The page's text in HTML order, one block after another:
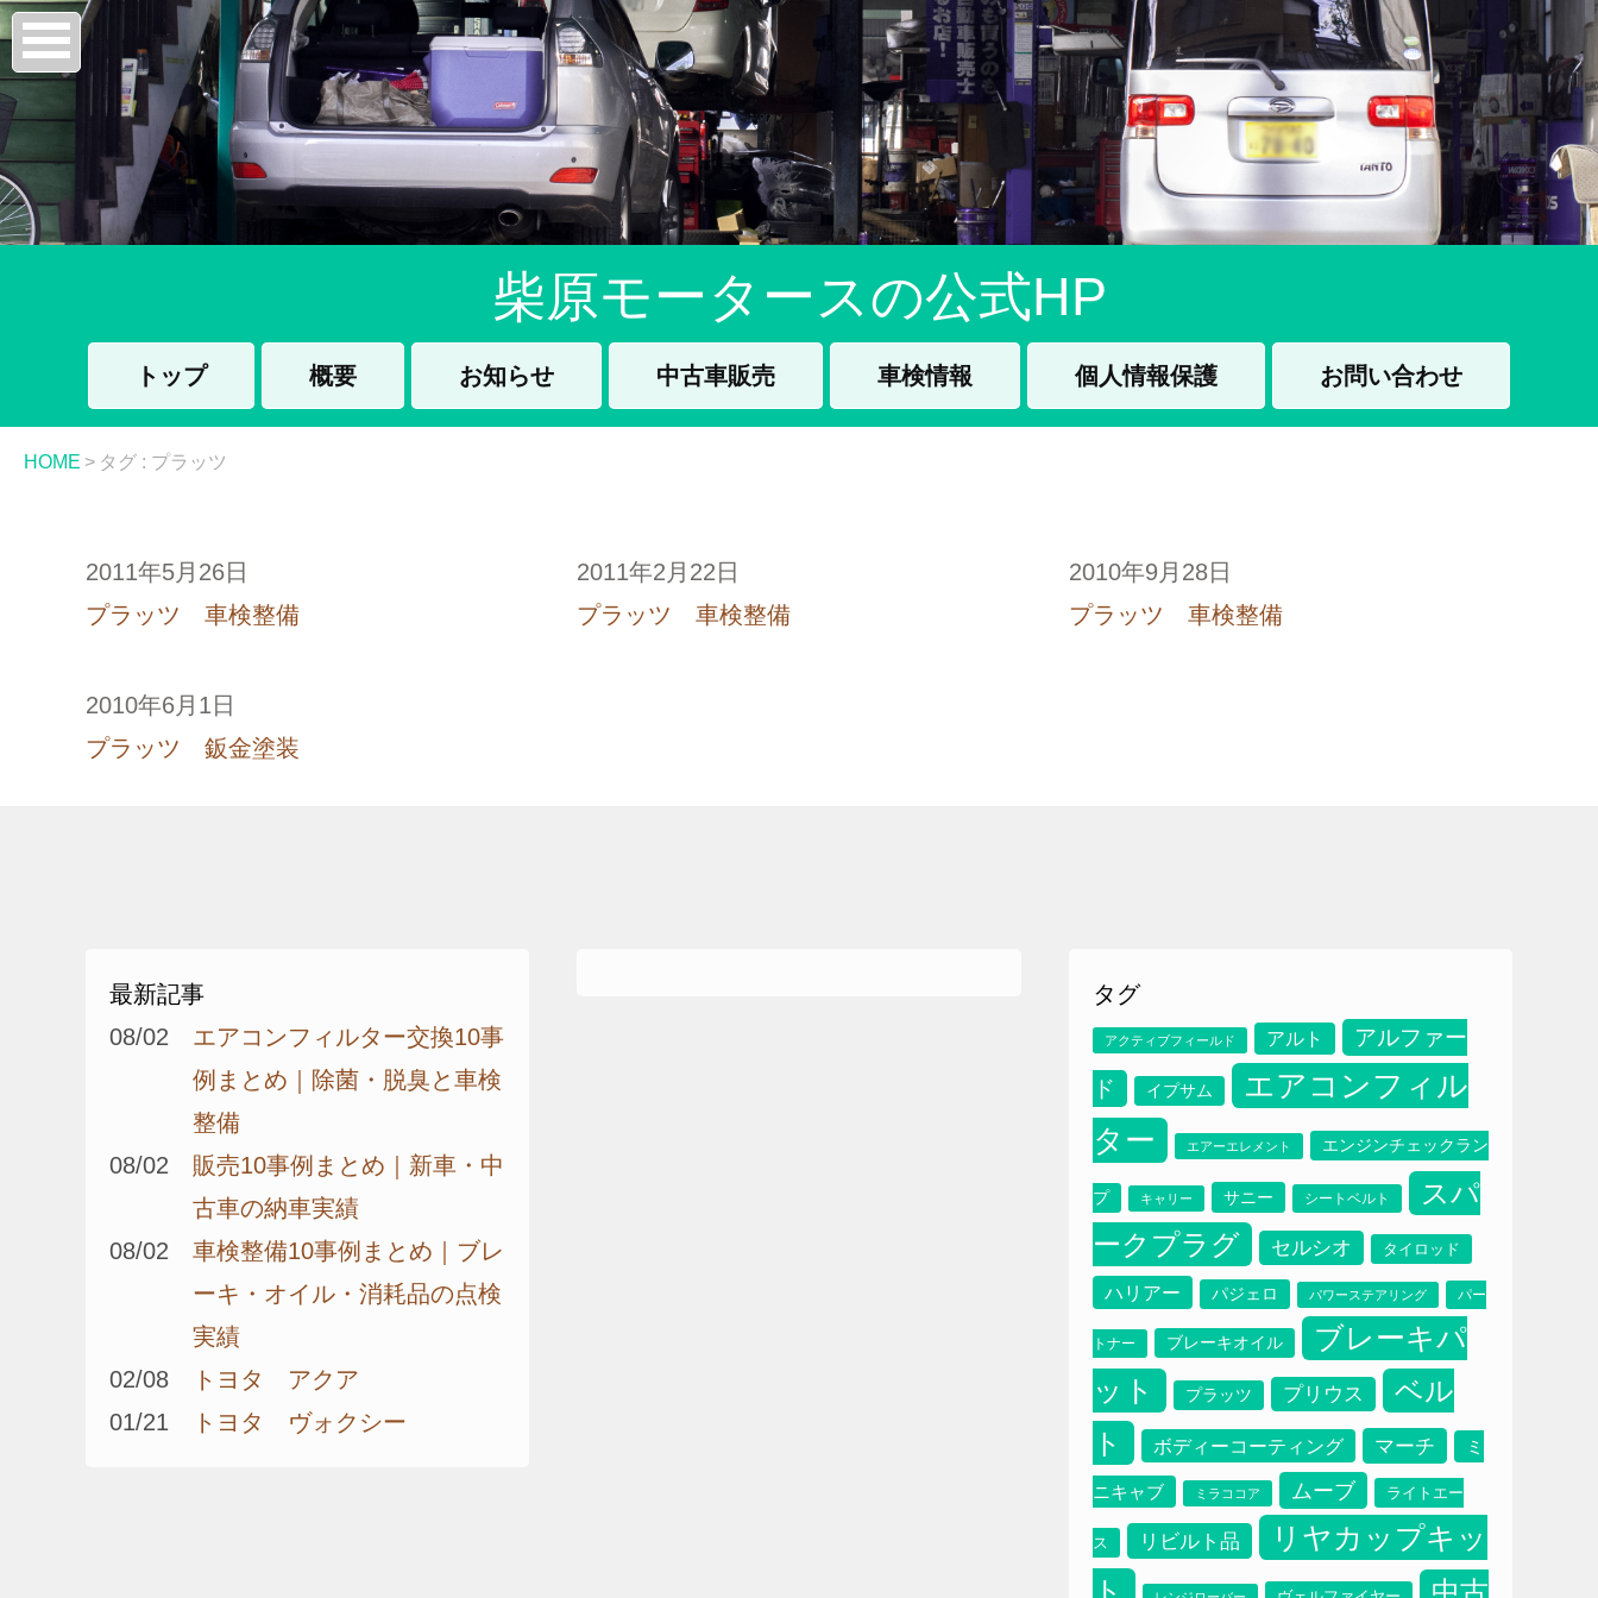
柴原モータースの公式HP
トップ 概要 お知らせ 中古車販売 車検情報 個人情報保護 お問い合わせ
HOME > タグ : プラッツ
2011年5月26日
プラッツ 車検整備
2011年2月22日
プラッツ 車検整備
2010年9月28日
プラッツ 車検整備
2010年6月1日
プラッツ 鈑金塗装
最新記事
08/02
エアコンフィルター交換10事
例まとめ｜除菌・脱臭と車検
整備
08/02
販売10事例まとめ｜新車・中
古車の納車実績
08/02
車検整備10事例まとめ｜ブレ
ーキ・オイル・消耗品の点検
実績
02/08
トヨタ アクア
01/21
トヨタ ヴォクシー
タグ
アクティブフィールド アルト アルファー
ド イプサム
エアコンフィル
ター
エアーエレメント エンジンチェックラン
プ キャリー サニー シートベルト
スパ
ークプラグ
セルシオ タイロッド
ハリアー パジェロ パワーステアリング パー
トナー ブレーキオイル
ブレーキパ
ット
プラッツ プリウス
ベル
ト
ボディーコーティング マーチ ミ
ニキャブ ミラココア ムーブ ライトエー
ス リビルト品
リヤカップキッ
ト
中古